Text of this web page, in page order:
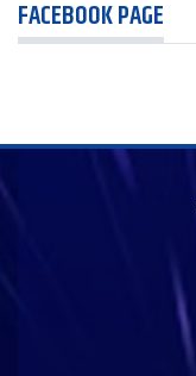
FACEBOOK PAGE